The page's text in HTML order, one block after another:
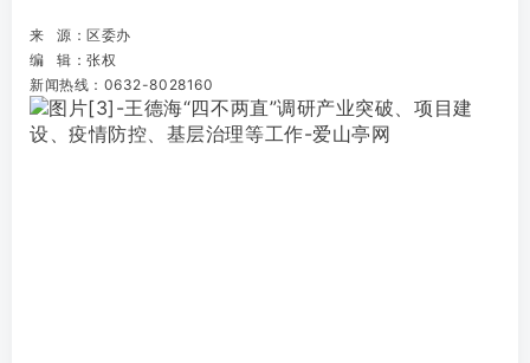
来 源：区委办
编 辑：张权
新闻热线：0632-8028160